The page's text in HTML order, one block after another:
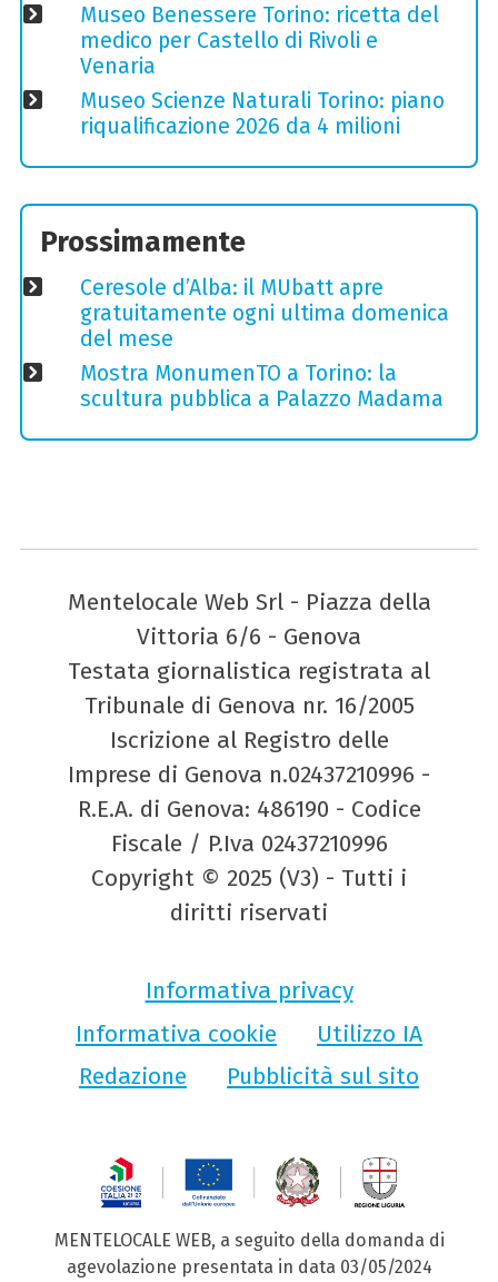
Museo Benessere Torino: ricetta del
medico per Castello di Rivoli e
Venaria
Museo Scienze Naturali Torino: piano
riqualificazione 2026 da 4 milioni
Prossimamente
Ceresole d’Alba: il MUbatt apre
gratuitamente ogni ultima domenica
del mese
Mostra MonumenTO a Torino: la
scultura pubblica a Palazzo Madama
Mentelocale Web Srl - Piazza della
Vittoria 6/6 - Genova
Testata giornalistica registrata al
Tribunale di Genova nr. 16/2005
Iscrizione al Registro delle
Imprese di Genova n.02437210996 -
R.E.A. di Genova: 486190 - Codice
Fiscale / P.Iva 02437210996
Copyright © 2025 (V3) - Tutti i
diritti riservati
Informativa privacy
Informativa cookie
Utilizzo IA
Redazione
Pubblicità sul sito
MENTELOCALE WEB, a seguito della domanda di
agevolazione presentata in data 03/05/2024